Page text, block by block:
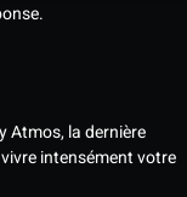
Atmos, la dernière
intensément votre